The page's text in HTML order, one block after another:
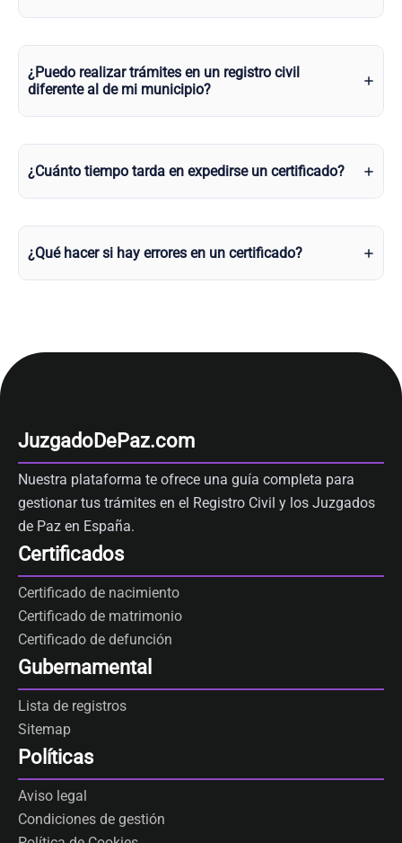
¿Puedo realizar trámites en un registro civil
diferente al de mi municipio?
¿Cuánto tiempo tarda en expedirse un certificado?
¿Qué hacer si hay errores en un certificado?
JuzgadoDePaz.com
Nuestra plataforma te ofrece una guía completa para
gestionar tus trámites en el Registro Civil y los Juzgados
de Paz en España.
Certificados
Certificado de nacimiento
Certificado de matrimonio
Certificado de defunción
Gubernamental
Lista de registros
Sitemap
Políticas
Aviso legal
Condiciones de gestión